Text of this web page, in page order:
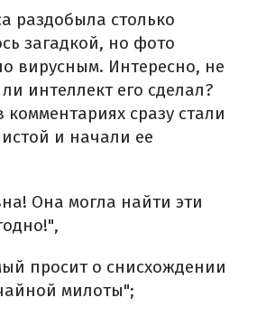
раздобыла столько
загадкой, но фото
вирусным. Интересно, не
интеллект его сделал?
комментариях сразу стали
и начали ее
Она могла найти эти
просит о снисхождении
милоты";